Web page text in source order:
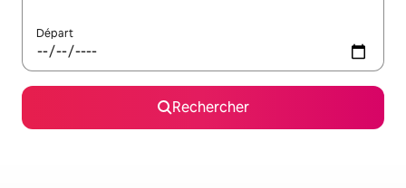
Départ
Rechercher